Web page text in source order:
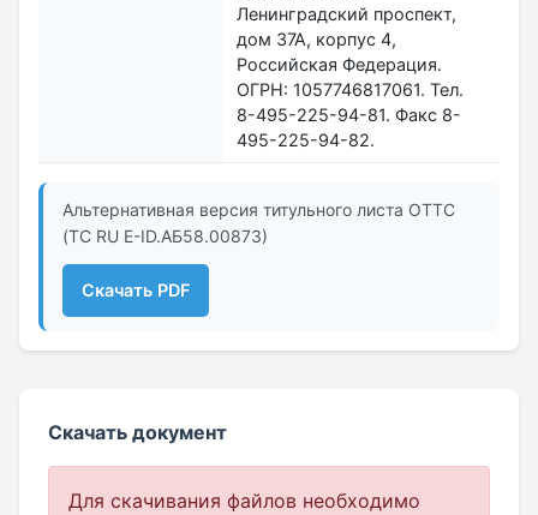
Ленинградский проспект,
дом 37А, корпус 4,
Российская Федерация.
ОГРН: 1057746817061. Тел.
8-495-225-94-81. Факс 8-
495-225-94-82.
Альтернативная версия титульного листа ОТТС
(ТС RU Е-ID.АБ58.00873)
Скачать PDF
Скачать документ
Для скачивания файлов необходимо